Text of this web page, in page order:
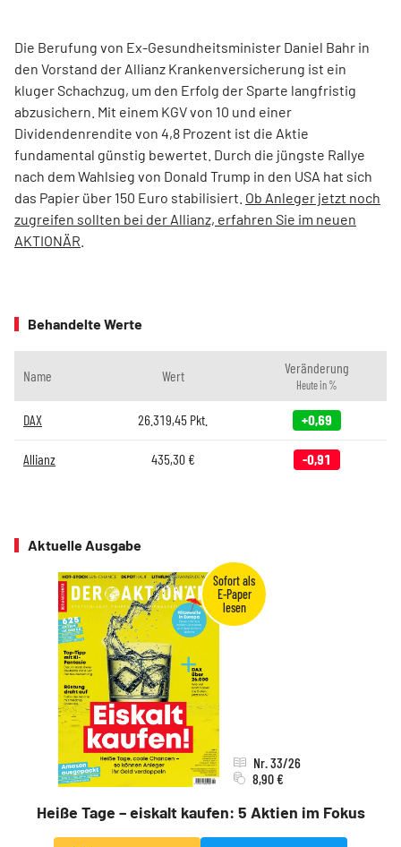
Die Berufung von Ex-Gesundheitsminister Daniel Bahr in
den Vorstand der Allianz Krankenversicherung ist ein
kluger Schachzug, um den Erfolg der Sparte langfristig
abzusichern. Mit einem KGV von 10 und einer
Dividendenrendite von 4,8 Prozent ist die Aktie
fundamental günstig bewertet. Durch die jüngste Rallye
nach dem Wahlsieg von Donald Trump in den USA hat sich
das Papier über 150 Euro stabilisiert. Ob Anleger jetzt noch
zugreifen sollten bei der Allianz, erfahren Sie im neuen
AKTIONÄR
Behandelte Werte
Name Wert Veränderung
Heute in %
DAX 26.319,45 Pkt. +0,69
Allianz 435,30€ -0,91
Aktuelle Ausgabe
Heiße Tage – eiskalt kaufen: 5 Aktien im Fokus
Nr. 33/26
8,90 €